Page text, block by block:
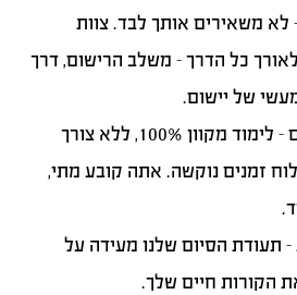
לא משאירים אותך לבד. צוות
כל הדרך – משלב הרישום, דרך
של יישום.
– לימוד מקוון 100%, ללא צורך
זמנים נוקשה. אתה קובע מתי,
– תעודת הסיום שלנו מעידה על